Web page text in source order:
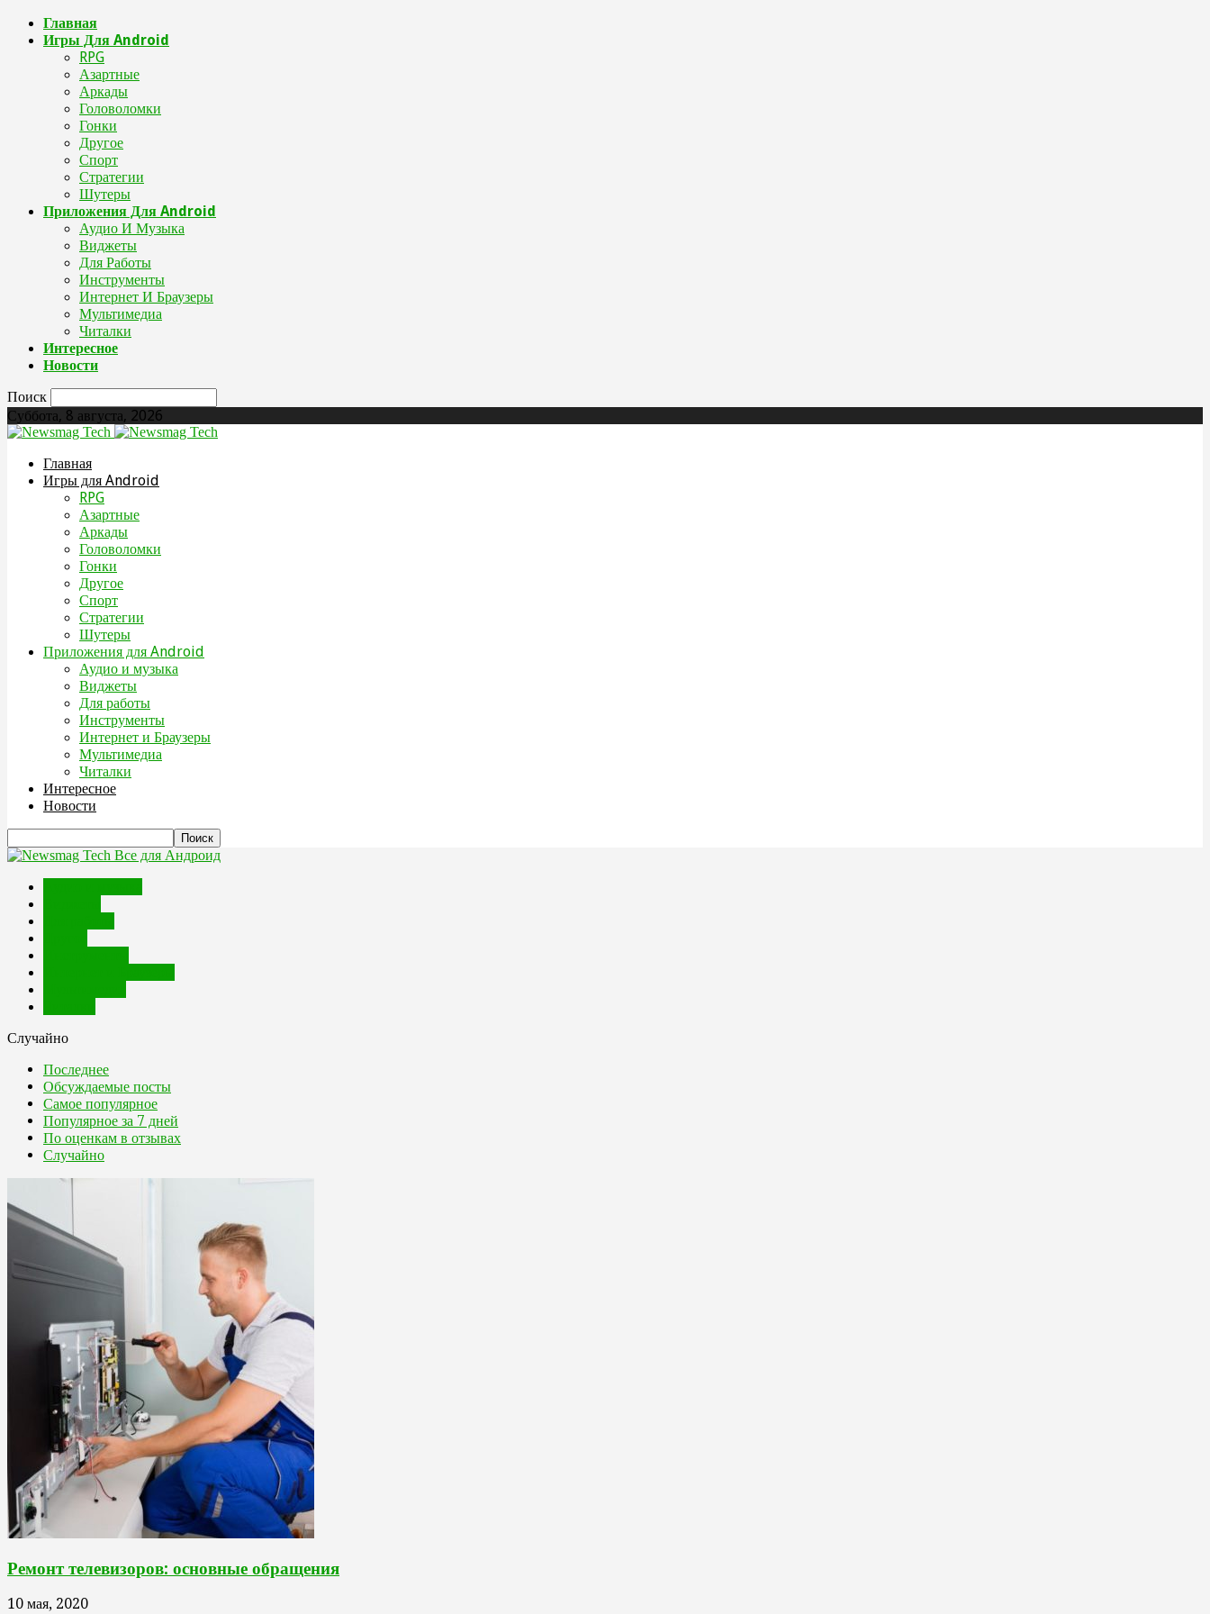
Главная
Игры Для Android
RPG
Азартные
Аркады
Головоломки
Гонки
Другое
Спорт
Стратегии
Шутеры
Приложения Для Android
Аудио И Музыка
Виджеты
Для Работы
Инструменты
Интернет И Браузеры
Мультимедиа
Читалки
Интересное
Новости
Поиск
Суббота, 8 августа, 2026
Главная
Игры для Android
RPG
Азартные
Аркады
Головоломки
Гонки
Другое
Спорт
Стратегии
Шутеры
Приложения для Android
Аудио и музыка
Виджеты
Для работы
Инструменты
Интернет и Браузеры
Мультимедиа
Читалки
Интересное
Новости
Все для Андроид
Случайно
Последнее
Обсуждаемые посты
Самое популярное
Популярное за 7 дней
По оценкам в отзывах
Случайно
Ремонт телевизоров: основные обращения
10 мая, 2020